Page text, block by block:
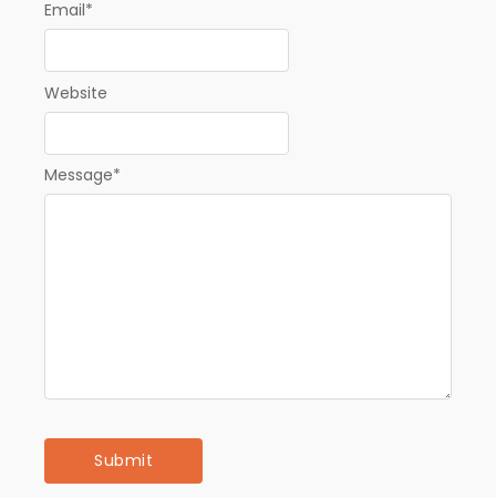
Message*
Email*
Website